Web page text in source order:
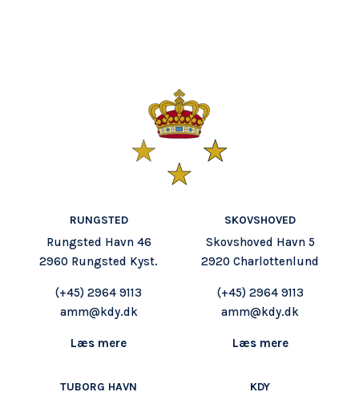
RUNGSTED
Rungsted Havn 46
2960 Rungsted Kyst.
(+45)2964 9113
amm@kdy.dk
Læs mere
SKOVSHOVED
Skovshoved Havn 5
2920 Charlottenlund
(+45) 2964 9113
amm@kdy.dk
Læs mere
TUBORG HAVN KDY